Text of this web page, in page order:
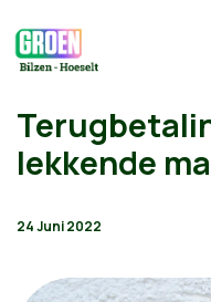
lekkende
24 Juni 2022